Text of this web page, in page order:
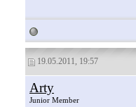
19.05.2011, 19:57
Arty
Junior Member